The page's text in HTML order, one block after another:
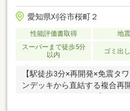
愛知県刈谷市桜町２
性能評価書取得 地
スーパーまで徒歩5分
以内
ゴミ出
【駅徒歩3分×再開発×免震タ
ンデッキから直結する複合再